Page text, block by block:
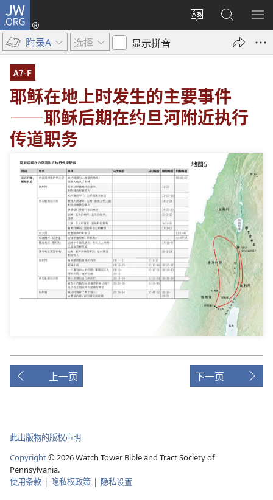
JW.ORG
更
网
言
登
录
开
口）
搜
索
JW.ORG
显
菜
附录A 选择 显示拼音
A7-F
耶稣在地上时发生的主要事件
——耶稣后期在约旦河附近执行
传道职务
上一页 下一页
此出版物的版权声明
Copyright© 2026 Watch Tower Bible and Tract Society of
Pennsylvania.
使用条款 | 隐私权政策 | 隐私设置